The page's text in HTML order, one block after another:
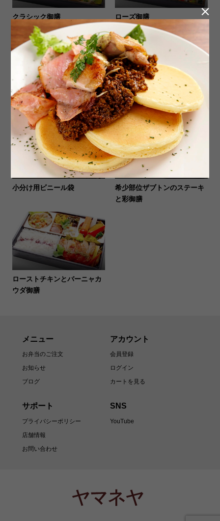
クラシック御膳 ローズ御膳
牛ステーキとバーニャカウダ
御膳
特選クニヒロ弁当（自家製ケ
ーキ付）
小分け用ビニール袋
希少部位ザブトンのステーキ
と彩御膳
ローストチキンとバーニャカ
ウダ御膳
メニュー
お弁当のご注文
お知らせ
ブログ
アカウント
会員登録
ログイン
カートを見る
サポート
プライバシーポリシー
店舗情報
お問い合わせ
SNS
YouTube
